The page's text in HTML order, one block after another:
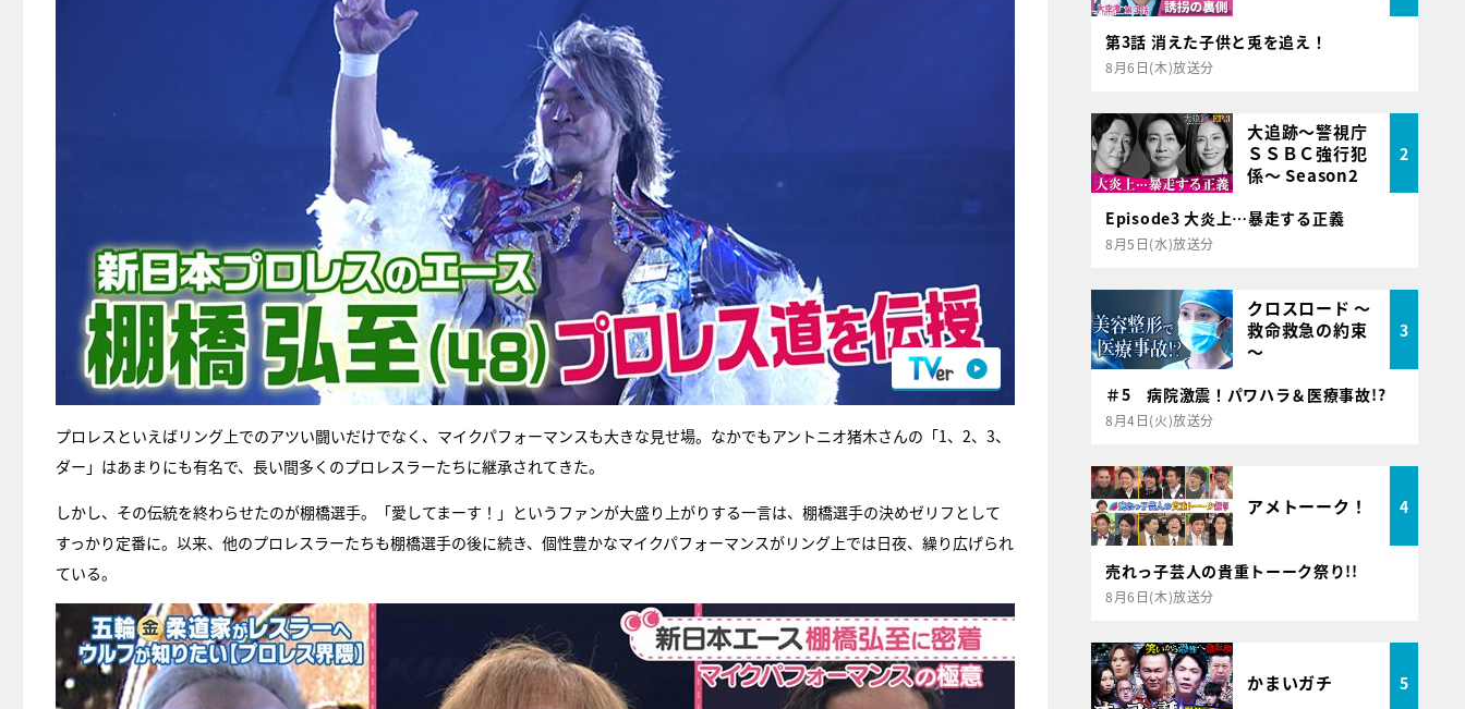
プロレスといえばリング上でのアツい闘いだけでなく、マイクパフォーマンスも大きな見せ場。なかでもアントニオ猪木さんの「1、2、3、
ダー」はあまりにも有名で、長い間多くのプロレスラーたちに継承されてきた。
しかし、その伝統を終わらせたのが棚橋選手。「愛してまーす！」というファンが大盛り上がりする一言は、棚橋選手の決めゼリフとして
すっかり定番に。以来、他のプロレスラーたちも棚橋選手の後に続き、個性豊かなマイクパフォーマンスがリング上では日夜、繰り広げられ
ている。
第3話 消えた子供と兎を追え！
8月6日(木)放送分
大追跡～警視庁
ＳＳＢＣ強行犯
係～ Season2
2
Episode3 大炎上…暴走する正義
8月5日(水)放送分
クロスロード ～
救命救急の約束
～
3
＃5 病院激震！パワハラ＆医療事故!?
8月4日(火)放送分
アメトーーク！ 4
売れっ子芸人の貴重トーーク祭り!!
8月6日(木)放送分
かまいガチ 5